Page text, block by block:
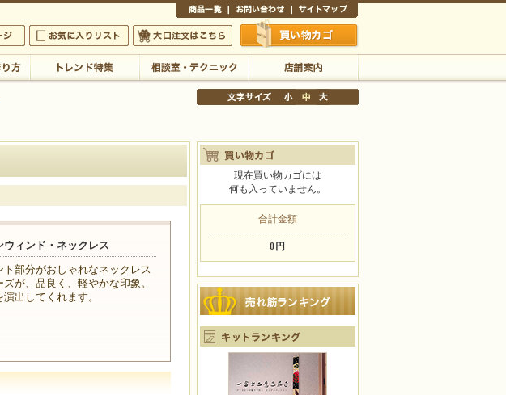
送料は当店が負担いたします
す
お気に入りリスト 大口注文はこちら 買い物かご
店舗案内
ィンド・ネックレス
部分がおしゃれなネックレス
が、品良く、軽やかな印象。
出してくれます。
現在買い物カゴには
何も入っていません。
合計金額
0円